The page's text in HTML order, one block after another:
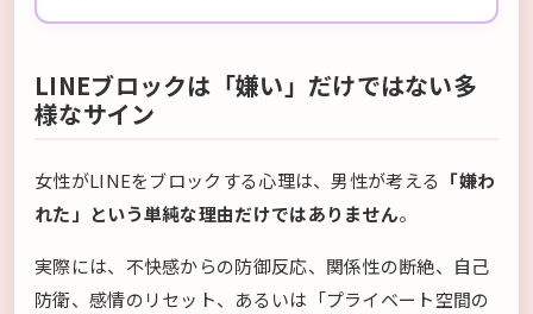
LINEブロックは「嫌い」だけではない多
様なサイン
女性がLINEをブロックする心理は、男性が考える 「嫌わ
れた」という単純な理由だけではありません。
実際には、不快感からの防御反応、関係性の断絶、自己
防衛、感情のリセット、あるいは「プライベート空間の